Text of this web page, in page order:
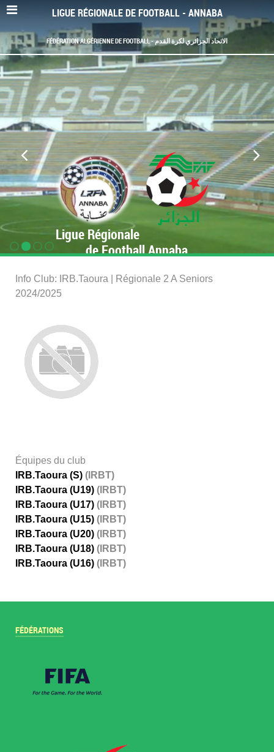
LIGUE RÉGIONALE DE FOOTBALL - ANNABA
FÉDÉRATION ALGÉRIENNE DE FOOTBALL - الاتحاد الجزائري لكرة القدم
Ligue Régionale
de Football Annaba
Info Club: IRB.Taoura | Régionale 2 A Seniors
2024/2025
Équipes du club
IRB.Taoura (S) (IRBT)
IRB.Taoura (U19) (IRBT)
IRB.Taoura (U17) (IRBT)
IRB.Taoura (U15) (IRBT)
IRB.Taoura (U20) (IRBT)
IRB.Taoura (U18) (IRBT)
IRB.Taoura (U16) (IRBT)
FÉDÉRATIONS